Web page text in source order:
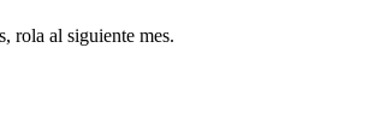
rola al siguiente mes.